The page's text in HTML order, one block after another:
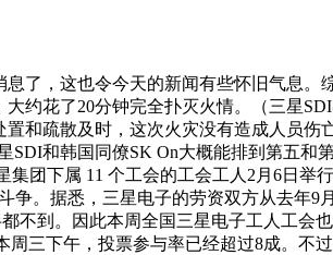
了，这也令今天的新闻有些怀旧气息。
约花了20分钟完全扑灭火情。（三星
和疏散及时，这次火灾没有造成人员伤
和韩国同僚SK On大概能排到第五和
团下属 11 个工会的工会工人2月6日举
。据悉，三星电子的劳资双方从去年9
到。因此本周全国三星电子工人工会
三下午，投票参与率已经超过8成。不